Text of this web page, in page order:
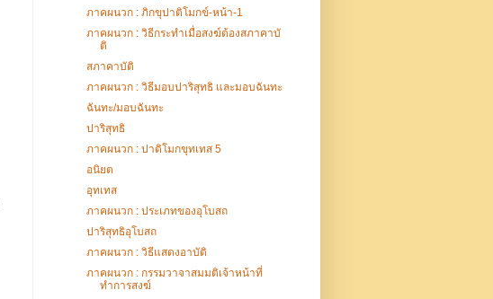
ภาคผนวก : ภิกขุปาติโมกข์-หน้า-1
ภาคผนวก : วิธีกระทำเมื่อสงฆ์ต้องสภาคาบั
ติ
สภาคาบัติ
ภาคผนวก : วิธีมอบปาริสุทธิ และมอบฉันทะ
ฉันทะ/มอบฉันทะ
ปาริสุทธิ
ภาคผนวก : ปาติโมกขุทเทส 5
อนิยต
อุทเทส
ภาคผนวก : ประเภทของอุโบสถ
ปาริสุทธิอุโบสถ
ภาคผนวก : วิธีแสดงอาบัติ
ภาคผนวก : กรรมวาจาสมมติเจ้าหน้าที่
ทำการสงฆ์